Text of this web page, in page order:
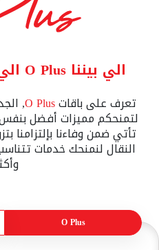
الي بيننا O Plus الي بيننا ماله حدود !
تعرف على باقاتO Plus
,
لتمنحكم مميزات أفضل بنفس
تأتي ضمن وفاءنا بإلتزامنا
النقال لنمنحك خدمات
O Plus
تخفيض 20%